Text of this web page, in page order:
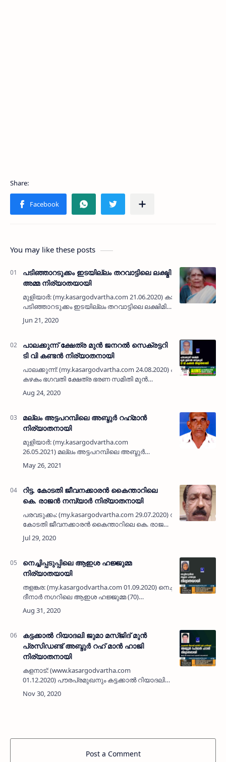
You may like these posts
പടിഞ്ഞാറടുക്കം ഇടയില്ലം തറവാട്ടിലെ ലക്ഷ്മി
അമ്മ നിര്യാതയായി
മുളിയാര്‍: (my.kasargodvartha.com 21.06.2020) കാടകം
പടിഞ്ഞാറടുക്കം ഇടയില്ലം തറവാട്ടിലെ ലക്ഷിമി
അമ്മ (104) നിര്യാതയായി. പരേതനായ ചാത്തു
നായരുടെ ഭാര്യയാണ്. മക്കള്‍: ക…
പാലക്കുന്ന് ക്ഷേത്ര മുൻ ജനറൽ സെക്രട്ടറി
ടി വി കണ്ടൻ നിര്യാതനായി
പാലക്കുന്ന്: (my.kasargodvartha.com 24.08.2020) പാലക്കുന്ന്
കഴകം ഭഗവതി ക്ഷേത്ര ഭരണ സമിതി മുൻ
ജനറൽ സെക്രട്ടറിയും സഹകാരിയുമായ ഉദുമ
കണ്ണികുളങ്കരയിൽ ടി വി കണ്ടൻ (82)…
മല്ലം അട്ടപറമ്പിലെ അബ്ദുർ റഹ്‌മാൻ
നിര്യാതനായി
മുളിയാർ: (my.kasargodvartha.com
26.05.2021) മല്ലം അട്ടപറമ്പിലെ അബ്ദുർ
റഹ്‌മാൻ (85) നിര്യാതനായി. ഭാര്യ: നഫീസ.
മക്കൾ: ത്വാഹിറ, ശിഹാബ്, ഇഖ്ബാൽ,
റിട്ട. കോടതി ജീവനക്കാരന്‍ കൈന്താറിലെ
കെ. രാജന്‍ നമ്പ്യാര്‍ നിര്യാതനായി
പരവടുക്കം: (my.kasargodvartha.com 29.07.2020) റിട്ട.
കോടതി ജീവനക്കാരന്‍ കൈന്താറിലെ കെ. രാജന്‍
നമ്പ്യാര്‍ (57) നിര്യാതനായി. പരേതനായ ചരടന്‍
നായരുടെയും തമ്പായിയമ്മയുട…
നെച്ചിപ്പടുപ്പിലെ ആഇശ ഹജ്ജുമ്മ
നിര്യാതയായി
തളങ്കര: (my.kasargodvartha.com 01.09.2020) നെച്ചിപ്പടുപ്പ്
ദീനാർ നഗറിലെ ആഇശ ഹജ്ജുമ്മ (70)
നിര്യാതയായി. പരേതനായ പാർസി അബ്ദുൽ
ഖാദറിന്റെ ഭാര്യയാണ്. മുഹമ്മദ് അബ്ദുൽ
കട്ടക്കാല്‍ റിയാദലി ജുമാ മസ്ജിദ് മുന്‍
പ്രസിഡണ്ട് അബ്ദുര്‍ റഹ് മാന്‍ ഹാജി
നിര്യാതനായി
കളനാട്: (www.kasargodvartha.com
01.12.2020) പൗരപ്രമുഖനും കട്ടക്കാല്‍ റിയാദലി
ജുമാ മസ്ജിദ് മുന്‍ പ്രസിഡണ്ടുമായ അബ്ദുര്‍
റഹ് മാന്‍ ഹാജി (70) നിര്യാതനായി. കളനാട്
Post a Comment